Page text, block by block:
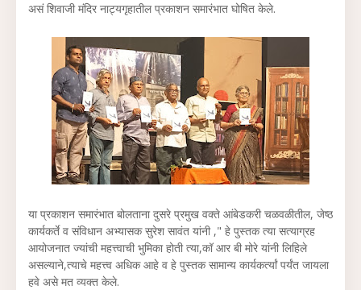
असं शिवाजी मंदिर नाट्यगृहातील प्रकाशन समारंभात घोषित केले.
या प्रकाशन समारंभात बोलताना दुसरे प्रमुख वक्ते आंबेडकरी चळवळीतील, जेष्ठ
कार्यकर्ते व संविधान अभ्यासक सुरेश सावंत यांनी ," हे पुस्तक त्या सत्याग्रह
आयोजनात ज्यांची महत्त्वाची भुमिका होती त्या,कॉ आर बी मोरे यांनी लिहिले
असल्याने,त्याचे महत्त्व अधिक आहे व हे पुस्तक सामान्य कार्यकर्त्यां पर्यंत जायला
हवे असे मत व्यक्त केले.